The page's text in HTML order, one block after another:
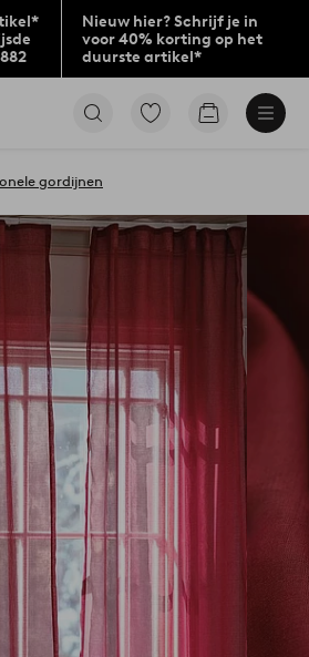
Nieuw hier? Schrijf je in
voor 40% korting op het
duurste artikel*
Ga
Go
gordijnen